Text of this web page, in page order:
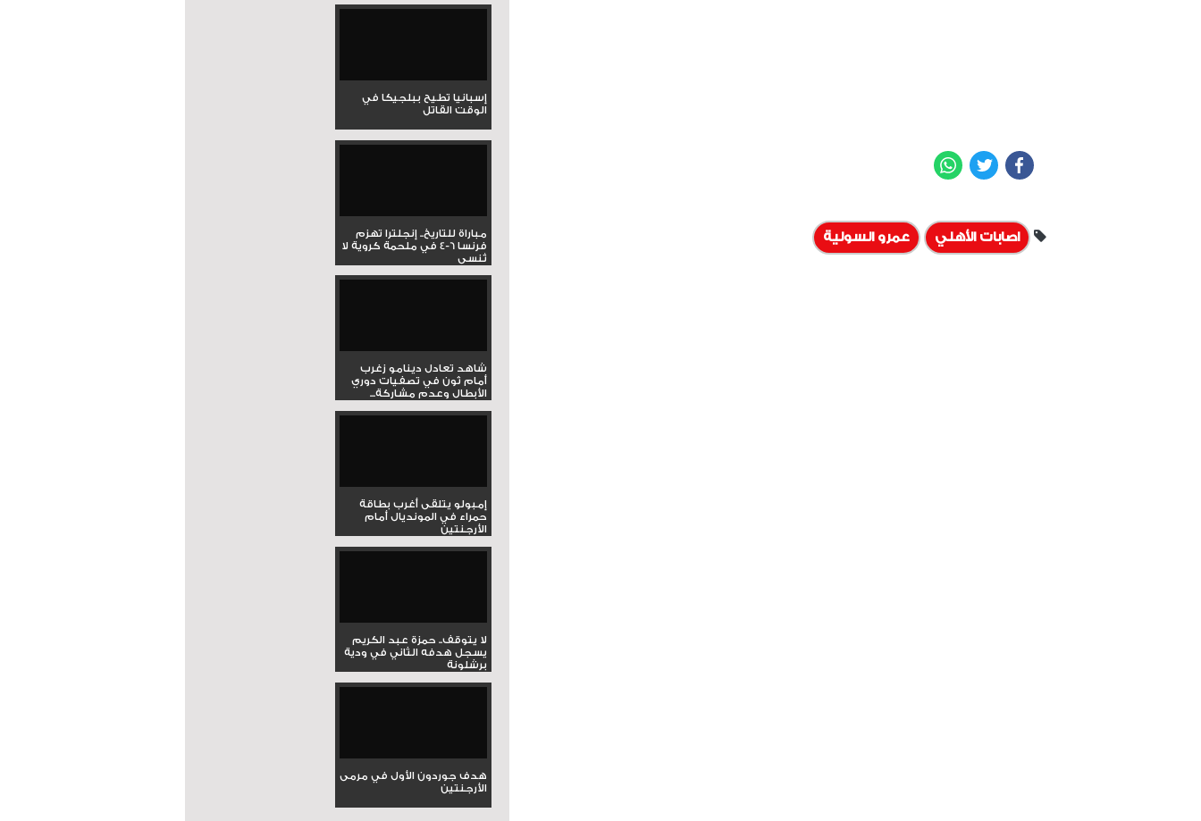
Facebook
Twitter
اصابات الأهلي عمرو السولية
إسبانيا تطيح ببلجيكا في
الوقت القاتل
مباراة للتاريخ.. إنجلترا تهزم
فرنسا 6-4 في ملحمة كروية لا
تُنسى
شاهد تعادل دينامو زغرب
أمام ثون في تصفيات دوري
الأبطال وعدم مشاركة...
إمبولو يتلقى أغرب بطاقة
حمراء في المونديال أمام
الأرجنتين
لا يتوقف.. حمزة عبد الكريم
يسجل هدفه الثاني في ودية
برشلونة
هدف جوردون الأول في مرمى
الأرجنتين